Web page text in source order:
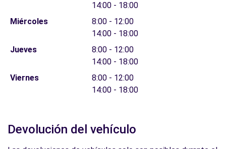
14:00 - 18:00
Miércoles
8:00 - 12:00
14:00 - 18:00
Jueves
8:00 - 12:00
14:00 - 18:00
Viernes
8:00 - 12:00
14:00 - 18:00
Devolución del vehículo